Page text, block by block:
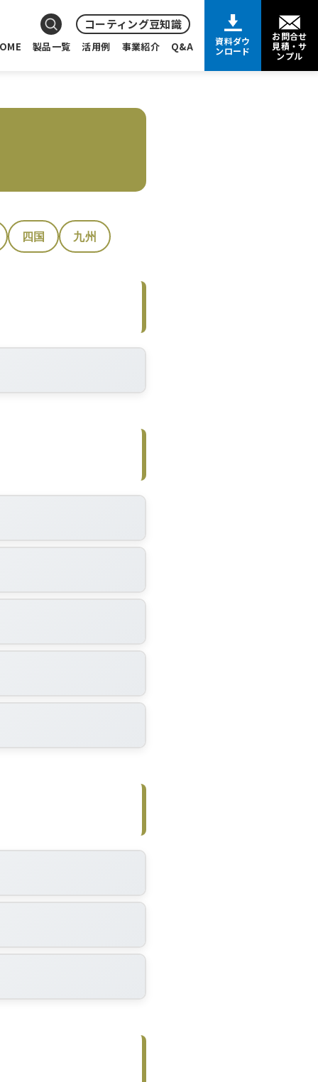
コーティング豆知識
製品一覧 活用例 事業紹介 Q&A
資料ダウ
ンロード
お問合せ
見積・サ
ンプル
四国 九州